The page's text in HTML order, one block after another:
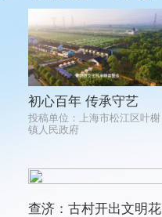
初心百年 传承守艺
投稿单位：上海市松江区叶榭
镇人民政府
查济：古村开出文明花